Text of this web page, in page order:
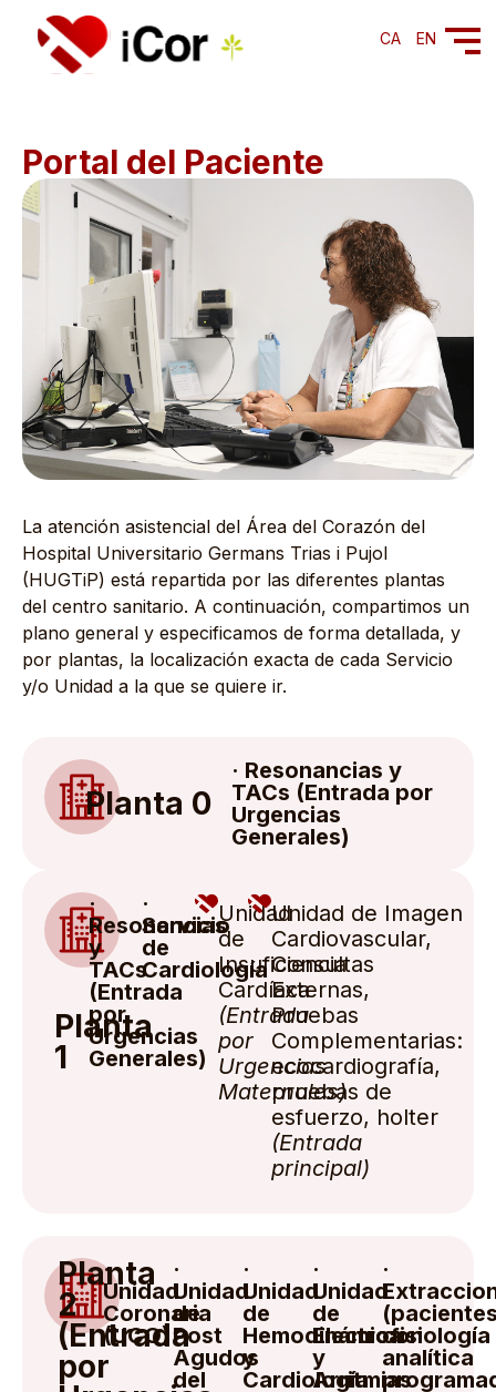
CA EN
Portal del Paciente
La atención asistencial del Área del Corazón del
Hospital Universitario Germans Trias i Pujol
(HUGTiP) está repartida por las diferentes plantas
del centro sanitario. A continuación, compartimos un
plano general y especificamos de forma detallada, y
por plantas, la localización exacta de cada Servicio
y/o Unidad a la que se quiere ir.
Planta 0
· Resonancias y
TACs (Entrada por
Urgencias
Generales)
Planta
1
·
Resonancias
y
TACs
(Entrada
por
Urgencias
Generales)
·
Servicio
de
Cardiología
Unidad
de
Insuficiencia
Cardíaca
(Entrada
por
Urgencias
Maternales)
Unidad de Imagen
Cardiovascular,
Consultas
Externas,
Pruebas
Complementarias:
ecocardiografía,
pruebas de
esfuerzo, holter
(Entrada
principal)
Planta
2
(Entrada
por
·
Unidad
Coronaria
(UCO)
·
Unidad
de
Post
Agudos
del
·
Unidad
de
Hemodinámica
y
Cardiología
·
Unidad
de
Electrofisiología
y
Arritmias
·
con
analítica